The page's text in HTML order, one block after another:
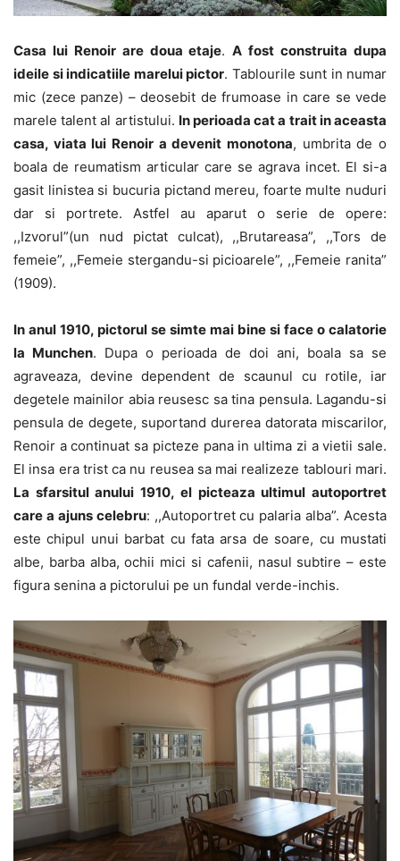
Casa lui Renoir are doua etaje.A fost construita dupa
ideile si indicatiile marelui pictor. Tablourile sunt in numar
mic (zece panze) – deosebit de frumoase in care se vede
marele talent al artistului. In perioada cat a trait in aceasta
casa, viata lui Renoir a devenit monotona, umbrita de o
boala de reumatism articular care se agrava incet. El si-a
gasit linistea si bucuria pictand mereu, foarte multe nuduri
dar si portrete. Astfel au aparut o serie de opere:
,,Izvorul”(un nud pictat culcat), ,,Brutareasa”, ,,Tors de
femeie”, ,,Femeie stergandu-si picioarele”, ,,Femeie ranita”
(1909).
In anul 1910, pictorul se simte mai bine si face o calatorie
la Munchen. Dupa o perioada de doi ani, boala sa se
agraveaza, devine dependent de scaunul cu rotile, iar
degetele mainilor abia reusesc sa tina pensula. Lagandu-si
pensula de degete, suportand durerea datorata miscarilor,
Renoir a continuat sa picteze pana in ultima zi a vietii sale.
El insa era trist ca nu reusea sa mai realizeze tablouri mari.
La sfarsitul anului 1910, el picteaza ultimul autoportret
care a ajuns celebru: ,,Autoportret cu palaria alba”. Acesta
este chipul unui barbat cu fata arsa de soare, cu mustati
albe, barba alba, ochii mici si cafenii, nasul subtire – este
figura senina a pictorului pe un fundal verde-inchis.